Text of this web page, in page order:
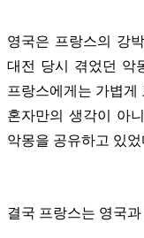
영국은 프랑스의 강
대전 당시 겪었던 악
프랑스에게는 가볍게
혼자만의 생각이 아
악몽을 공유하고 있었
결국 프랑스는 영국